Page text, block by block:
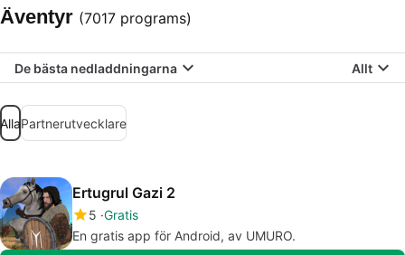
Äventyr (7017 programs)
De bästa nedladdningarna Allt
AllaPartnerutvecklare
Ertugrul Gazi 2
5 Gratis
En gratis app för Android, av UMURO.